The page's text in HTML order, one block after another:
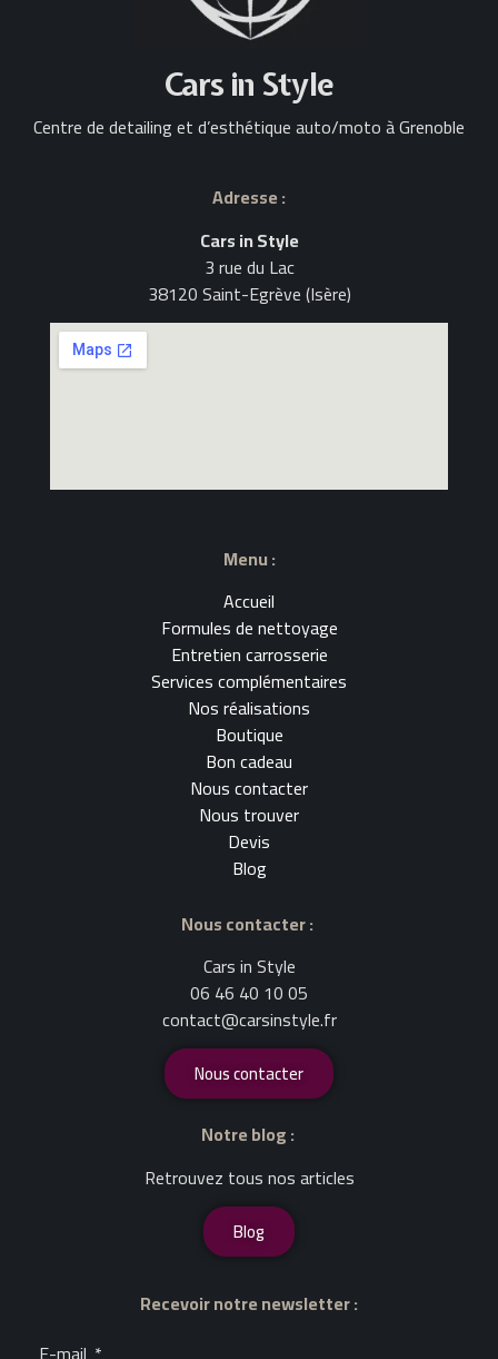
Cars in Style
Centre de detailing et d’esthétique auto/moto à Grenoble
Adresse :
Cars in Style
3 rue du Lac
38120 Saint-Egrève (Isère)
Menu :
Accueil
Formules de nettoyage
Entretien carrosserie
Services complémentaires
Nos réalisations
Boutique
Bon cadeau
Nous contacter
Nous trouver
Devis
Blog
Nous contacter :
Cars in Style
06 46 40 10 05
contact@carsinstyle.fr
Nous contacter
Notre blog :
Retrouvez tous nos articles
Blog
Recevoir notre newsletter :